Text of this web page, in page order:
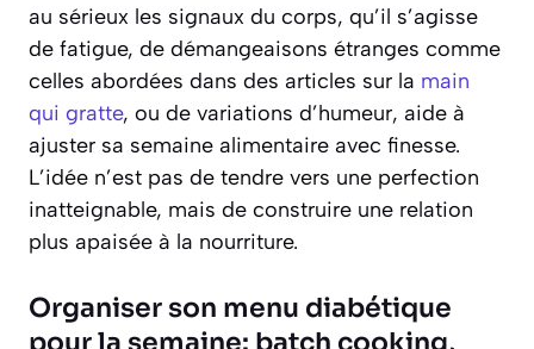
au sérieux les signaux du corps, qu’il s’agisse
de fatigue, de démangeaisons étranges comme
celles abordées dans des articles sur la main
qui gratte, ou de variations d’humeur, aide à
ajuster sa semaine alimentaire avec finesse.
L’idée n’est pas de tendre vers une perfection
inatteignable, mais de construire une relation
plus apaisée à la nourriture.
Organiser son menu diabétique